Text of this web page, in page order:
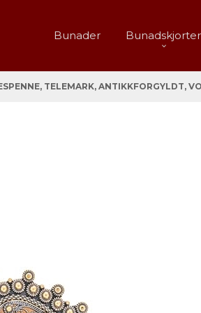
Bunader Bunadskjorter
TELEMARK, ANTIKKFORGYLDT,